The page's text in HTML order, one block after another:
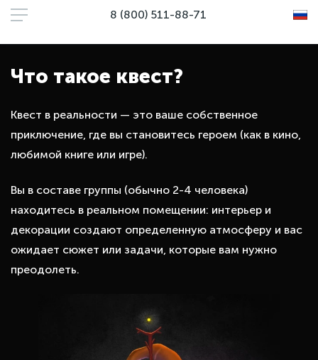
8 (800) 511-88-71
Что такое квест?
Квест в реальности — это ваше собственное
приключение, где вы становитесь героем (как в кино,
любимой книге или игре).
Вы в составе группы (обычно 2-4 человека)
находитесь в реальном помещении: интерьер и
декорации создают определенную атмосферу и вас
ожидает сюжет или задачи, которые вам нужно
преодолеть.